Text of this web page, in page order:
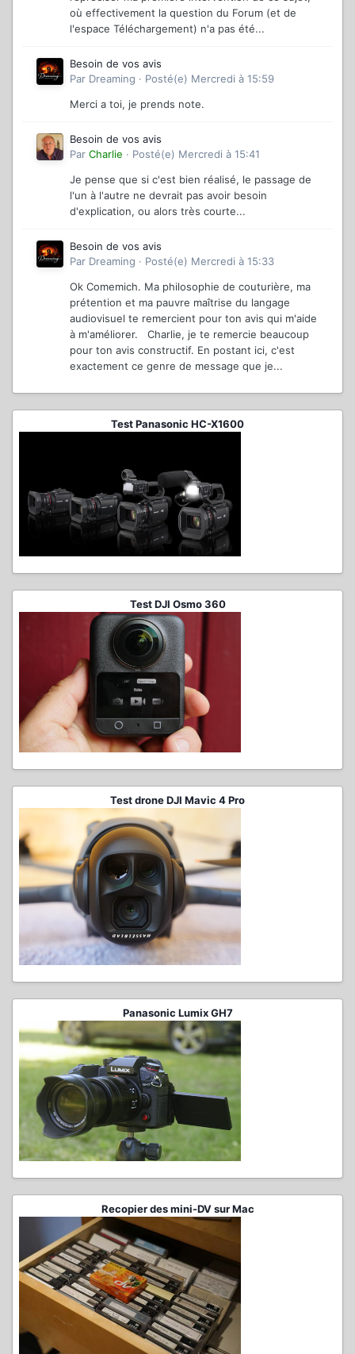
où effectivement la question du Forum (et de
l'espace Téléchargement) n'a pas été...
Besoin de vos avis
Par Dreaming · Posté(e) Mercredi à 15:59
Merci a toi, je prends note.
Besoin de vos avis
Par Charlie · Posté(e) Mercredi à 15:41
Je pense que si c'est bien réalisé, le passage de
l'un à l'autre ne devrait pas avoir besoin
d'explication, ou alors très courte...
Besoin de vos avis
Par Dreaming · Posté(e) Mercredi à 15:33
Ok Comemich. Ma philosophie de couturière, ma
prétention et ma pauvre maîtrise du langage
audiovisuel te remercient pour ton avis qui m'aide
à m'améliorer. Charlie, je te remercie beaucoup
pour ton avis constructif. En postant ici, c'est
exactement ce genre de message que je...
Test Panasonic HC-X1600
Test DJI Osmo 360
Test drone DJI Mavic 4 Pro
Panasonic Lumix GH7
Recopier des mini-DV sur Mac